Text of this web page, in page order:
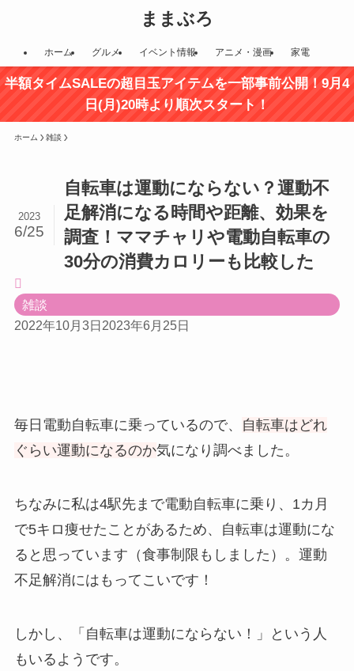
ままぶろ
ホーム グルメ イベント情報 アニメ・漫画 家電
半額タイムSALEの超目玉アイテムを一部事前公開！9月4
日(月)20時より順次スタート！
ホーム 雑談
自転車は運動にならない？運動不
足解消になる時間や距離、効果を
調査！ママチャリや電動自転車の
30分の消費カロリーも比較した
2023
6/25
雑談
2022年10月3日 2023年6月25日
毎日電動自転車に乗っているので、
自転車はどれ
ぐらい運動になるのか気になり調べました。
ちなみに私は4駅先まで電動自転車に乗り、1カ月
で5キロ痩せたことがあるため、自転車は運動にな
ると思っています（食事制限もしました）。運動
不足解消にはもってこいです！
しかし、「自転車は運動にならない！」という人
もいるようです。